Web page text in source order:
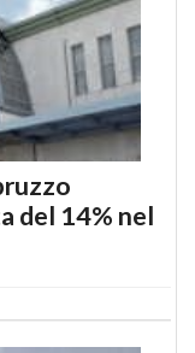
del 14% nel